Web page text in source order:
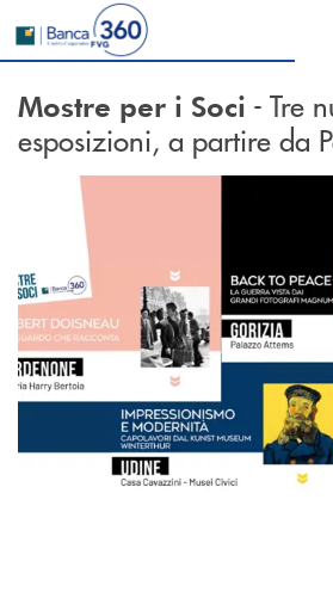
Salta al contenuto principale
Mostre per i Soci - Tre
esposizioni, a partire da